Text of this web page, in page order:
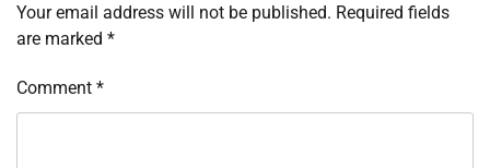
Your email address will not be published. Required fields
are marked *
Comment *